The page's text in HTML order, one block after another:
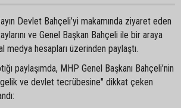
Devlet Bahçeli’yi makamında ziyaret eden
ve Genel Başkan Bahçeli ile bir araya
medya hesapları üzerinden paylaştı.
paylaşımda, MHP Genel Başkanı Bahçeli’nin
ve devlet tecrübesine" dikkat çeken